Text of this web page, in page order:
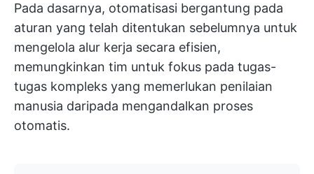
Pada dasarnya, otomatisasi bergantung pada
aturan yang telah ditentukan sebelumnya untuk
mengelola alur kerja secara efisien,
memungkinkan tim untuk fokus pada tugas-
tugas kompleks yang memerlukan penilaian
manusia daripada mengandalkan proses
otomatis.